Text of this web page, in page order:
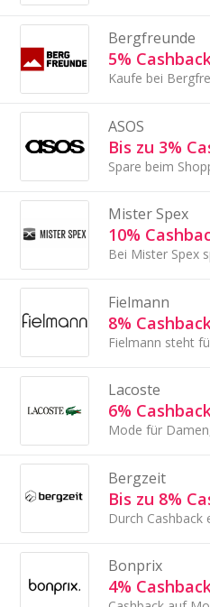
Bergfreunde
5%
ASOS
Bis zu 3%
Mister Spex
10%
Fielmann
8%
Lacoste
6%
Mode für
Bergzeit
Bis zu 8%
Bonprix
4%